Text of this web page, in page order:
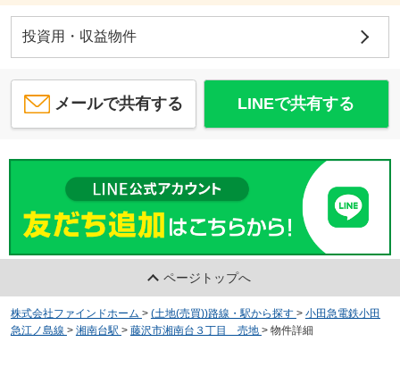
投資用・収益物件
メールで共有する LINEで共有する
ページトップへ
株式会社ファインドホーム > (土地(売買))路線・駅から探す > 小田急電鉄小田
急江ノ島線 > 湘南台駅 > 藤沢市湘南台３丁目 売地 > 物件詳細